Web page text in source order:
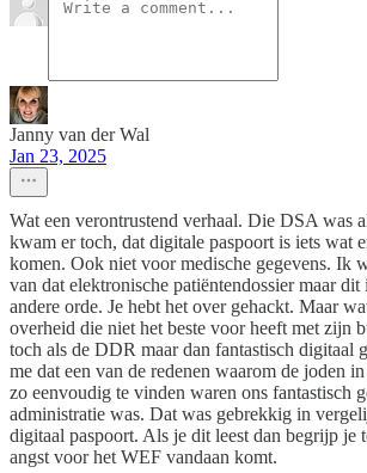
Janny van der Wal
Jan 23, 2025
Wat een verontrustend verhaal. Die DSA was
kwam er toch, dat digitale paspoort is iets wat
komen. Ook niet voor medische gegevens. Ik
van dat elektronische patiëntendossier maar dit
andere orde. Je hebt het over gehackt. Maar
overheid die niet het beste voor heeft met zijn
toch als de DDR maar dan fantastisch digitaal
me dat een van de redenen waarom de joden
zo eenvoudig te vinden waren ons fantastisch
administratie was. Dat was gebrekkig in
digitaal paspoort. Als je dit leest dan begrijp je
angst voor het WEF vandaan komt.